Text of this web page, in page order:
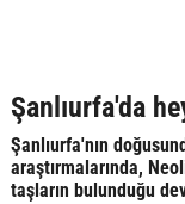
Şanlıurfa'da
Şanlıurfa'nın
araştırmalarında,
taşların bulunduğu